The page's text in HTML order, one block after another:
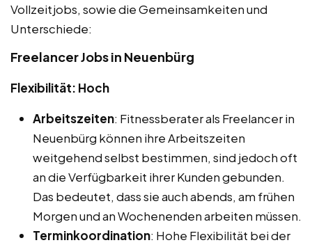
Vollzeitjobs, sowie die Gemeinsamkeiten und
Unterschiede:
Freelancer Jobs in Neuenbürg
Flexibilität: Hoch
Arbeitszeiten: Fitnessberater als Freelancer in
Neuenbürg können ihre Arbeitszeiten
weitgehend selbst bestimmen, sind jedoch oft
an die Verfügbarkeit ihrer Kunden gebunden.
Das bedeutet, dass sie auch abends, am frühen
Morgen und an Wochenenden arbeiten müssen.
Terminkoordination: Hohe Flexibilität bei der